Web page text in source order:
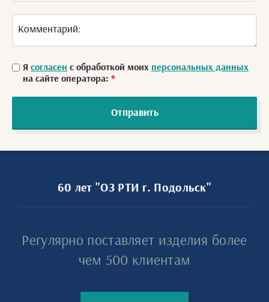
Я согласен с обработкой моих персональных данных
на сайте оператора: *
Отправить
60 лет "ОЗ РТИ г. Подольск"
Регулярно поставляет изделия более
чем 500 клиентам